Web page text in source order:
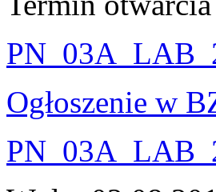
Ogłoszenie w